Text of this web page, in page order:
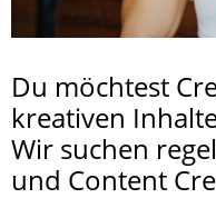
Du möchtest
kreativen
Wir suchen
und Content